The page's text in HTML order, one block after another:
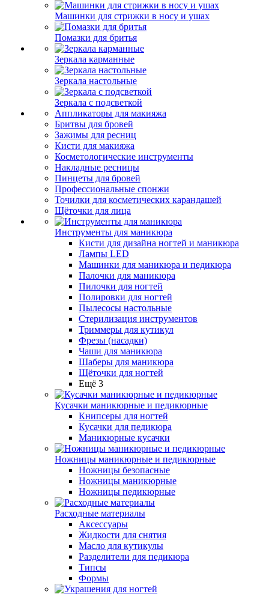
Машинки для стрижки в носу и ушах
Помазки для бритья
Зеркала карманные
Зеркала настольные
Зеркала с подсветкой
Аппликаторы для макияжа
Бритвы для бровей
Зажимы для ресниц
Кисти для макияжа
Косметологические инструменты
Накладные ресницы
Пинцеты для бровей
Профессиональные спонжи
Точилки для косметических карандашей
Щёточки для лица
Инструменты для маникюра
Кисти для дизайна ногтей и маникюра
Лампы LED
Машинки для маникюра и педикюра
Палочки для маникюра
Пилочки для ногтей
Полировки для ногтей
Пылесосы настольные
Стерилизация инструментов
Триммеры для кутикул
Фрезы (насадки)
Чаши для маникюра
Шаберы для маникюра
Щёточки для ногтей
Ещё 3
Кусачки маникюрные и педикюрные
Книпсеры для ногтей
Кусачки для педикюра
Маникюрные кусачки
Ножницы маникюрные и педикюрные
Ножницы безопасные
Ножницы маникюрные
Ножницы педикюрные
Расходные материалы
Аксессуары
Жидкости для снятия
Масло для кутикулы
Разделители для педикюра
Типсы
Формы